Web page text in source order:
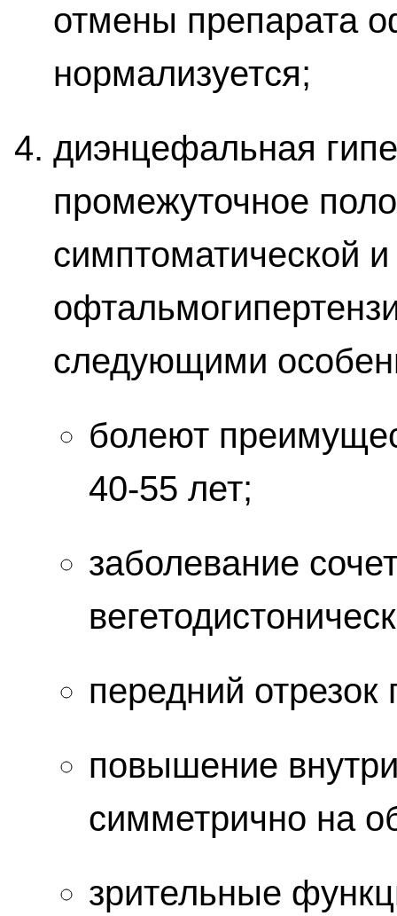
отмены препарата
нормализуется;
диэнцефальная
промежуточное
симптоматической
следующими
болеют
40-55 лет;
заболевание
передний отрезок
повышение
симметрично на
зрительные